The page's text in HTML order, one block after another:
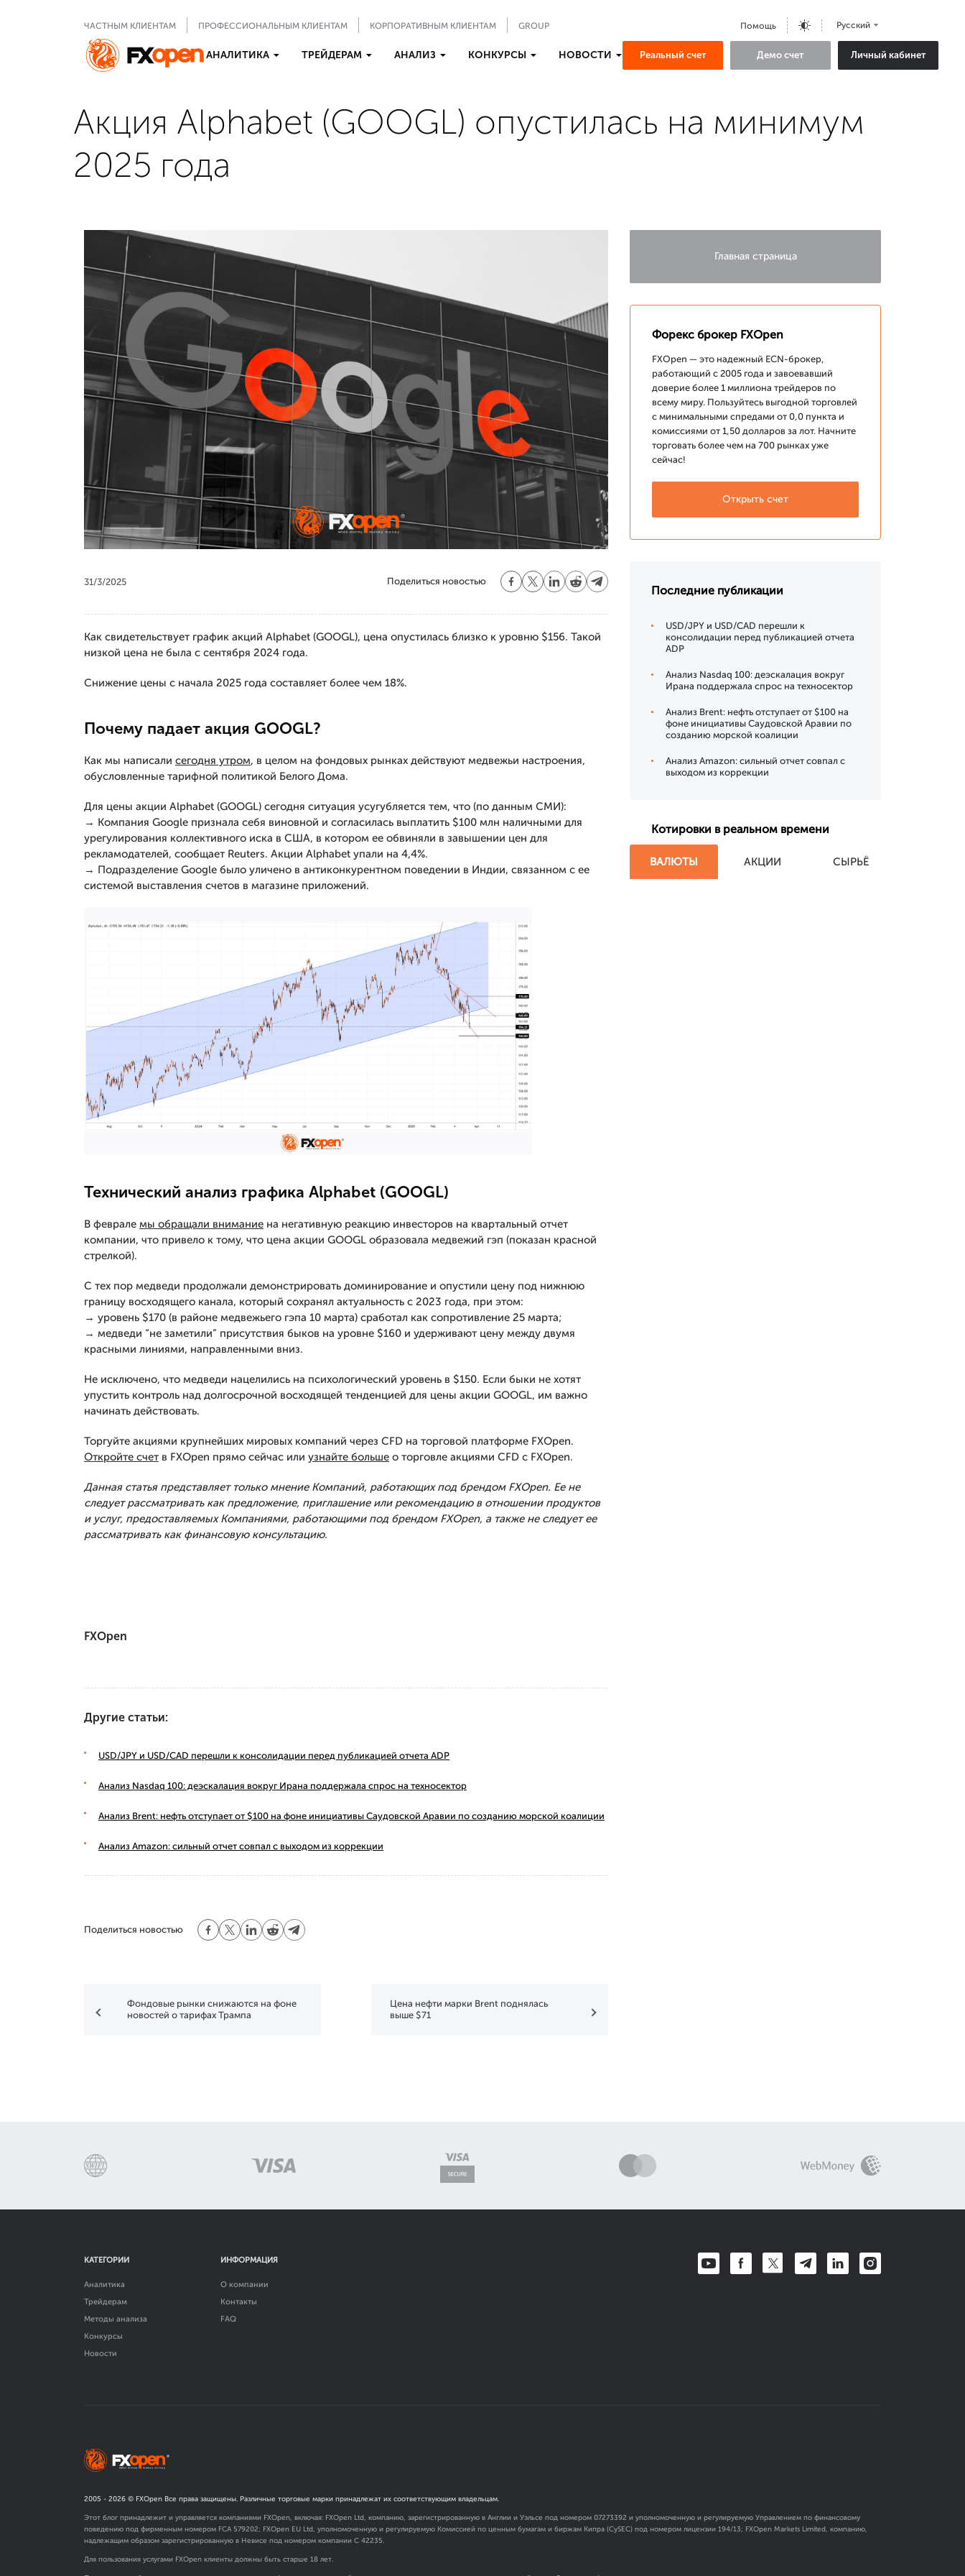
ЧАСТНЫМ КЛИЕНТАМ ПРОФЕССИОНАЛЬНЫМ КЛИЕНТАМ КОРПОРАТИВНЫМ КЛИЕНТАМ GROUP Помощь Русский
АНАЛИТИКА ТРЕЙДЕРАМ АНАЛИЗ КОНКУРСЫ НОВОСТИ Реальный счет Демо счет Личный кабинет
Акция Alphabet (GOOGL) опустилась на минимум
2025 года
31/3/2025 Поделиться новостью
Как свидетельствует график акций Alphabet (GOOGL), цена опустилась близко к уровню $156. Такой
низкой цена не была с сентября 2024 года.
Снижение цены с начала 2025 года составляет более чем 18%.
Почему падает акция GOOGL?
Как мы написали сегодня утром, в целом на фондовых рынках действуют медвежьи настроения,
обусловленные тарифной политикой Белого Дома.
Для цены акции Alphabet (GOOGL) сегодня ситуация усугубляется тем, что (по данным СМИ):
→ Компания Google признала себя виновной и согласилась выплатить $100 млн наличными для
урегулирования коллективного иска в США, в котором ее обвиняли в завышении цен для
рекламодателей, сообщает Reuters. Акции Alphabet упали на 4,4%.
→ Подразделение Google было уличено в антиконкурентном поведении в Индии, связанном с ее
системой выставления счетов в магазине приложений.
Технический анализ графика Alphabet (GOOGL)
В феврале мы обращали внимание на негативную реакцию инвесторов на квартальный отчет
компании, что привело к тому, что цена акции GOOGL образовала медвежий гэп (показан красной
стрелкой).
С тех пор медведи продолжали демонстрировать доминирование и опустили цену под нижнюю
границу восходящего канала, который сохранял актуальность с 2023 года, при этом:
→ уровень $170 (в районе медвежьего гэпа 10 марта) сработал как сопротивление 25 марта;
→ медведи “не заметили” присутствия быков на уровне $160 и удерживают цену между двумя
красными линиями, направленными вниз.
Не исключено, что медведи нацелились на психологический уровень в $150. Если быки не хотят
упустить контроль над долгосрочной восходящей тенденцией для цены акции GOOGL, им важно
начинать действовать.
Торгуйте акциями крупнейших мировых компаний через CFD на торговой платформе FXOpen.
Откройте счет в FXOpen прямо сейчас или узнайте больше о торговле акциями CFD с FXOpen.
Данная статья представляет только мнение Компаний, работающих под брендом FXOpen. Ее не
следует рассматривать как предложение, приглашение или рекомендацию в отношении продуктов
и услуг, предоставляемых Компаниями, работающими под брендом FXOpen, а также не следует ее
рассматривать как финансовую консультацию.
FXOpen
Другие статьи:
USD/JPY и USD/CAD перешли к консолидации перед публикацией отчета ADP
Анализ Nasdaq 100: деэскалация вокруг Ирана поддержала спрос на техносектор
Анализ Brent: нефть отступает от $100 на фоне инициативы Саудовской Аравии по созданию морской коалиции
Анализ Amazon: сильный отчет совпал с выходом из коррекции
Поделиться новостью
Фондовые рынки снижаются на фоне
новостей о тарифах Трампа
Цена нефти марки Brent поднялась
выше $71
Главная страница
Форекс брокер FXOpen
FXOpen — это надежный ECN-брокер,
работающий с 2005 года и завоевавший
доверие более 1 миллиона трейдеров по
всему миру. Пользуйтесь выгодной торговлей
с минимальными спредами от 0,0 пункта и
комиссиями от 1,50 долларов за лот. Начните
торговать более чем на 700 рынках уже
сейчас!
Открыть счет
Последние публикации
USD/JPY и USD/CAD перешли к
консолидации перед публикацией отчета
ADP
Анализ Nasdaq 100: деэскалация вокруг
Ирана поддержала спрос на техносектор
Анализ Brent: нефть отступает от $100 на
фоне инициативы Саудовской Аравии по
созданию морской коалиции
Анализ Amazon: сильный отчет совпал с
выходом из коррекции
Котировки в реальном времени
ВАЛЮТЫ АКЦИИ СЫРЬЁ
КАТЕГОРИИ
Аналитика
Трейдерам
Методы анализа
Конкурсы
Новости
ИНФОРМАЦИЯ
О компании
Контакты
FAQ
2005 - 2026 © FXOpen Все права защищены. Различные торговые марки принадлежат их соответствующим владельцам.
Этот блог принадлежит и управляется компаниями FXOpen, включая: FXOpen Ltd, компанию, зарегистрированную в Англии и Уэльсе под номером 07273392 и уполномоченную и регулируемую Управлением по финансовому
поведению под фирменным номером FCA 579202; FXOpen EU Ltd, уполномоченную и регулируемую Комиссией по ценным бумагам и биржам Кипра (CySEC) под номером лицензии 194/13; FXOpen Markets Limited, компанию,
надлежащим образом зарегистрированную в Невисе под номером компании C 42235.
Для пользования услугами FXOpen клиенты должны быть старше 18 лет.